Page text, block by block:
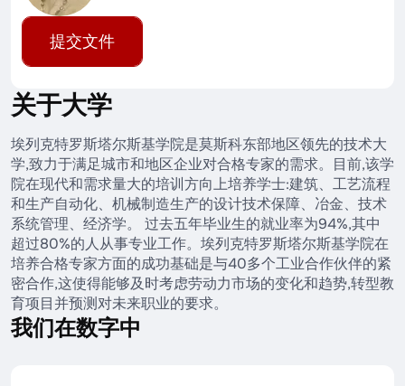
提交文件
关于大学
埃列克特罗斯塔尔斯基学院是莫斯科东部地区领先的技术大
学,致力于满足城市和地区企业对合格专家的需求。目前,该学
院在现代和需求量大的培训方向上培养学士:建筑、工艺流程
和生产自动化、机械制造生产的设计技术保障、冶金、技术
系统管理、经济学。 过去五年毕业生的就业率为94%,其中
超过80%的人从事专业工作。埃列克特罗斯塔尔斯基学院在
培养合格专家方面的成功基础是与40多个工业合作伙伴的紧
密合作,这使得能够及时考虑劳动力市场的变化和趋势,转型教
育项目并预测对未来职业的要求。
我们在数字中